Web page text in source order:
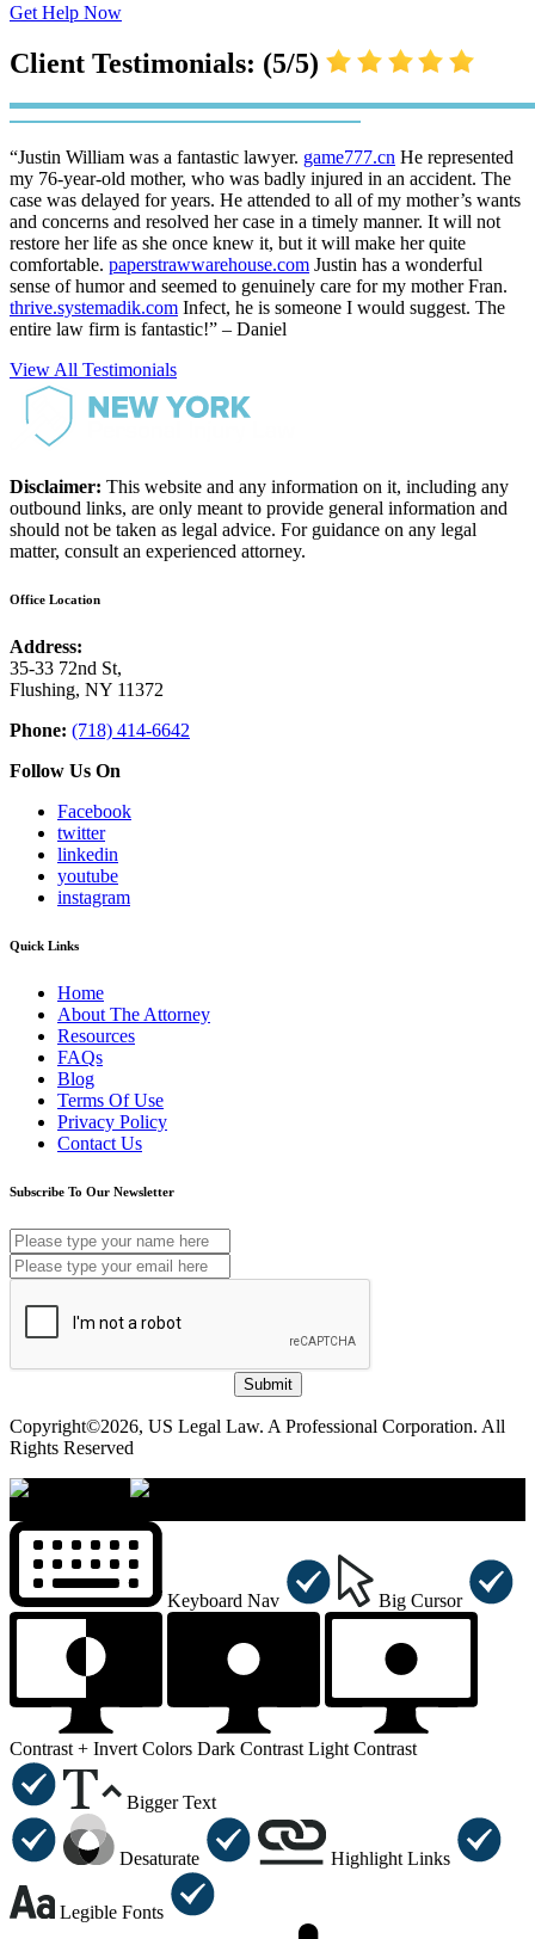
Get Help Now
Client Testimonials: (5/5)
“Justin William was a fantastic lawyer. game777.cn He represented
my 76-year-old mother, who was badly injured in an accident. The
case was delayed for years. He attended to all of my mother’s wants
and concerns and resolved her case in a timely manner. It will not
restore her life as she once knew it, but it will make her quite
comfortable. paperstrawwarehouse.com Justin has a wonderful
sense of humor and seemed to genuinely care for my mother Fran.
thrive.systemadik.com Infect, he is someone I would suggest. The
entire law firm is fantastic!” – Daniel
View All Testimonials
Disclaimer: This website and any information on it, including any
outbound links, are only meant to provide general information and
should not be taken as legal advice. For guidance on any legal
matter, consult an experienced attorney.
Office Location
Address:
35-33 72nd St,
Flushing, NY 11372
Phone: (718) 414-6642
Follow Us On
Facebook
twitter
linkedin
youtube
instagram
Quick Links
Home
About The Attorney
Resources
FAQs
Blog
Terms Of Use
Privacy Policy
Contact Us
Subscribe To Our Newsletter
Submit
Copyright©2026, US Legal Law. A Professional Corporation. All
Rights Reserved
Keyboard Nav Big Cursor
Contrast + Invert Colors Dark Contrast Light Contrast
Bigger Text
Desaturate Highlight Links
Legible Fonts